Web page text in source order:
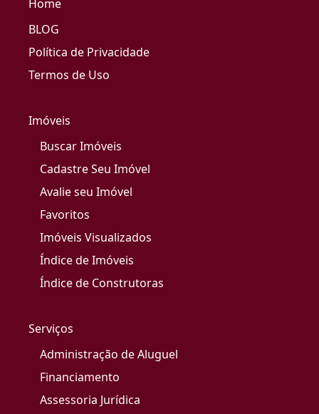
Home
BLOG
Política de Privacidade
Termos de Uso
Imóveis
Buscar Imóveis
Cadastre Seu Imóvel
Avalie seu Imóvel
Favoritos
Imóveis Visualizados
Índice de Imóveis
Índice de Construtoras
Serviços
Administração de Aluguel
Financiamento
Assessoria Jurídica